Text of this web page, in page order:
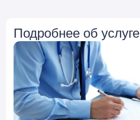
Подробнее об услуге